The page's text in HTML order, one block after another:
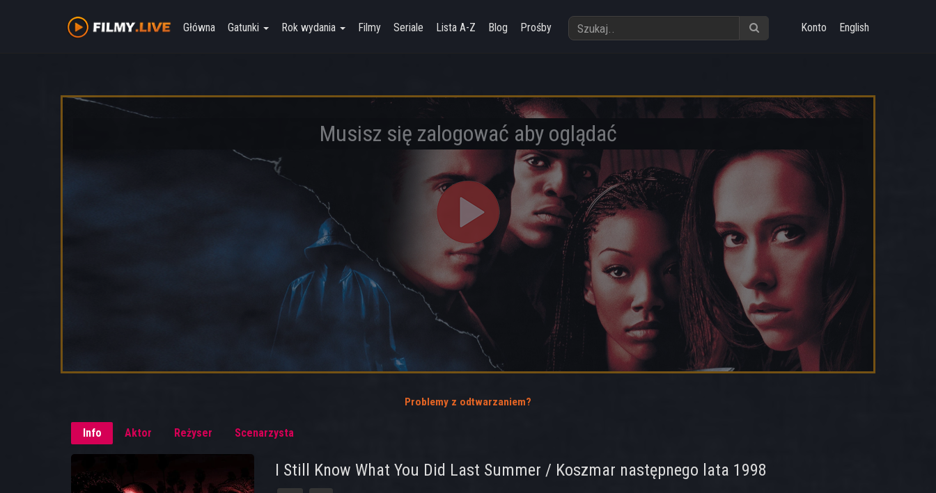
Główna Gatunki Rok wydania Filmy Seriale Lista A-Z Blog Prośby Konto English
Musisz się zalogować aby oglądać
Problemy z odtwarzaniem?
Info Aktor Reżyser Scenarzysta
I Still Know What You Did Last Summer / Koszmar następnego lata 1998